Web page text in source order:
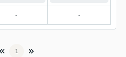
- -
1